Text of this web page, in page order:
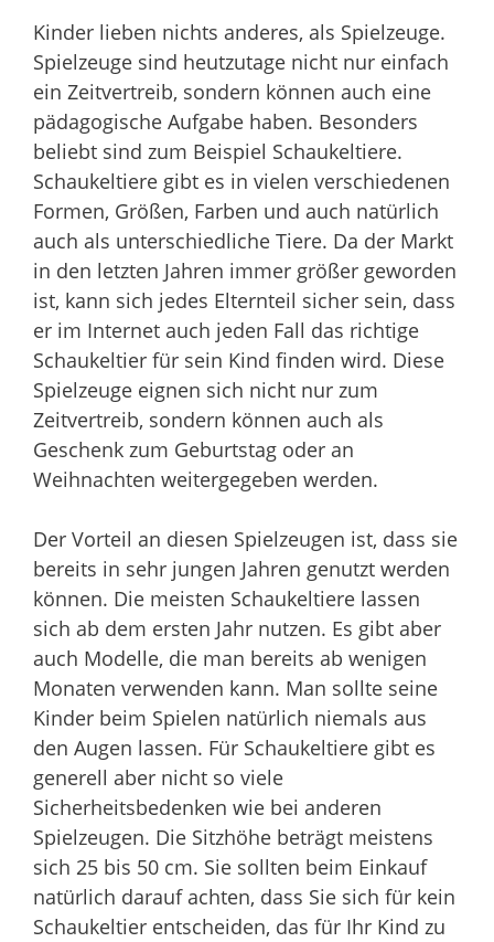
Kinder lieben nichts anderes, als Spielzeuge.
Spielzeuge sind heutzutage nicht nur einfach
ein Zeitvertreib, sondern können auch eine
pädagogische Aufgabe haben. Besonders
beliebt sind zum Beispiel Schaukeltiere.
Schaukeltiere gibt es in vielen verschiedenen
Formen, Größen, Farben und auch natürlich
auch als unterschiedliche Tiere. Da der Markt
in den letzten Jahren immer größer geworden
ist, kann sich jedes Elternteil sicher sein, dass
er im Internet auch jeden Fall das richtige
Schaukeltier für sein Kind finden wird. Diese
Spielzeuge eignen sich nicht nur zum
Zeitvertreib, sondern können auch als
Geschenk zum Geburtstag oder an
Weihnachten weitergegeben werden.
Der Vorteil an diesen Spielzeugen ist, dass sie
bereits in sehr jungen Jahren genutzt werden
können. Die meisten Schaukeltiere lassen
sich ab dem ersten Jahr nutzen. Es gibt aber
auch Modelle, die man bereits ab wenigen
Monaten verwenden kann. Man sollte seine
Kinder beim Spielen natürlich niemals aus
den Augen lassen. Für Schaukeltiere gibt es
generell aber nicht so viele
Sicherheitsbedenken wie bei anderen
Spielzeugen. Die Sitzhöhe beträgt meistens
sich 25 bis 50 cm. Sie sollten beim Einkauf
natürlich darauf achten, dass Sie sich für kein
Schaukeltier entscheiden, das für Ihr Kind zu